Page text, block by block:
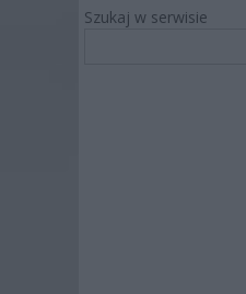
Szukaj w serwisie